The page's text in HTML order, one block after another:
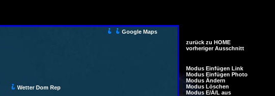
zurück zu HOME
vorheriger Ausschnitt
Modus Einfügen Link
Modus Einfügen Photo
Modus Ändern
Modus Löschen
Modus E/Ä/L aus
Google Maps
Wetter Dom Rep